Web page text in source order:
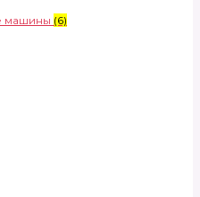
машины (6)